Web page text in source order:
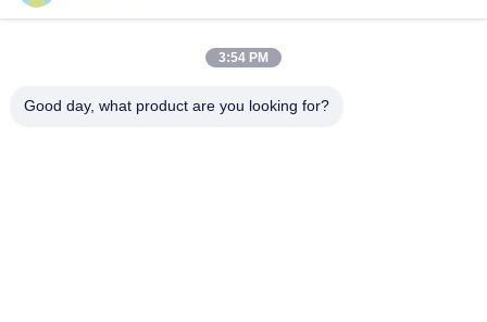
3:54 PM
Good day, what product are you looking for?